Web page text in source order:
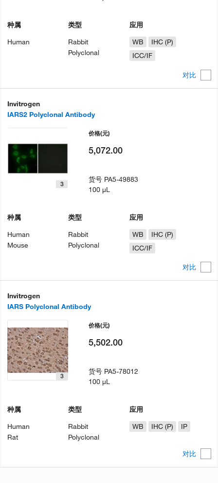
对比
种属
Human
类型
Rabbit
Polyclonal
应用
WB
IHC (P)
ICC/IF
Invitrogen
IARS2 Polyclonal Antibody
对比
3
种属
Human
Mouse
类型
Rabbit
Polyclonal
应用
WB
IHC (P)
ICC/IF
价格(元)
5,072.00
货号 PA5-49883
100 µL
Invitrogen
IARS Polyclonal Antibody
对比
3
种属
Human
Rat
类型
Rabbit
Polyclonal
应用
WB
IHC (P) IP
价格(元)
5,502.00
货号 PA5-78012
100 µL